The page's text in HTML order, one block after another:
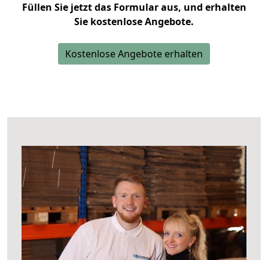
Füllen Sie jetzt das Formular aus, und erhalten
Sie kostenlose Angebote.
Kostenlose Angebote erhalten